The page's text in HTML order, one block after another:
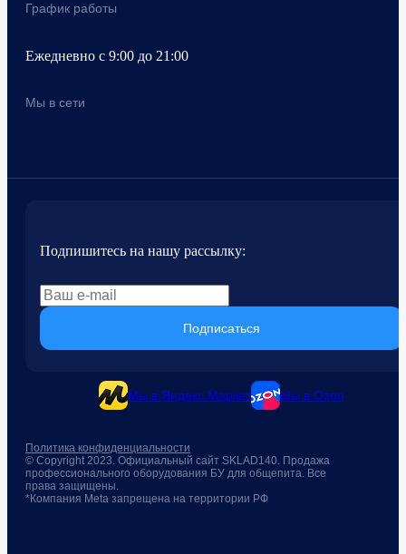
График работы
Ежедневно с 9:00 до 21:00
Мы в сети
Подпишитесь на нашу рассылку:
Подписаться
Мы в Яндекс.Маркет Мы в Ozon
© Copyright 2023. Официальный сайт SKLAD140. Продажа
профессионального оборудования БУ для общепита. Все
права защищены.
*Компания Meta запрещена на территории РФ
Политика конфиденциальности